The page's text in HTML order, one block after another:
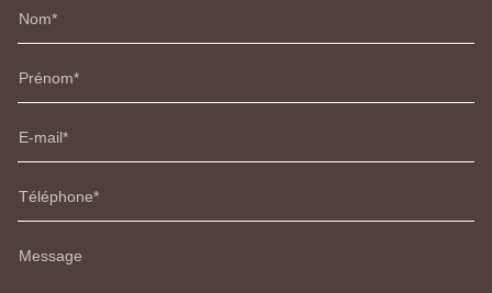
Nom
Prénom
E-mail
Téléphone
Message